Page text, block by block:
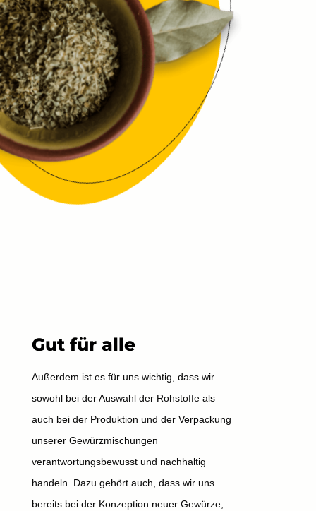
Gut für alle
Außerdem ist es für uns wichtig, dass wir
sowohl bei der Auswahl der Rohstoffe als
auch bei der Produktion und der Verpackung
unserer Gewürzmischungen
verantwortungsbewusst und nachhaltig
handeln. Dazu gehört auch, dass wir uns
bereits bei der Konzeption neuer Gewürze,